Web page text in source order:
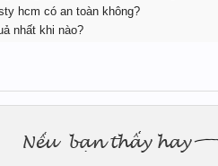
hcm có an toàn không?
nhất khi nào?